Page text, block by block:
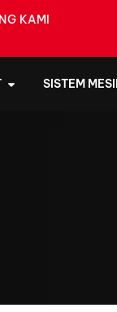
KAMI
SISTEM